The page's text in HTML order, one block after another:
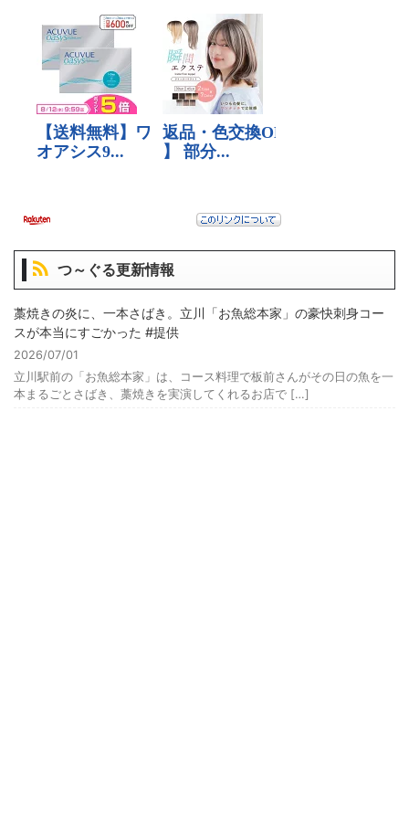
つ～ぐる更新情報
藁焼きの炎に、一本さばき。立川「お魚総本家」の豪快刺身コー
スが本当にすごかった #提供
2026/07/01
立川駅前の「お魚総本家」は、コース料理で板前さんがその日の魚を一
本まるごとさばき、藁焼きを実演してくれるお店で […]